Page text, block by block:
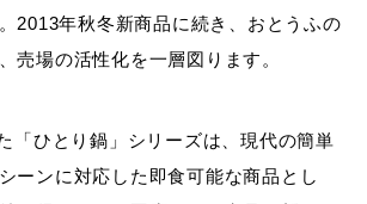
2013年秋冬新商品に続き、おとうふの
売場の活性化を一層図ります。
「ひとり鍋」シリーズは、現代の簡単
ーンに対応した即食可能な商品とし